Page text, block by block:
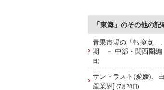
「東海」のその他の記
青果市場の「転換点」
期 － 中部・関西圏
日)
サントラスト(愛媛)、
産業界] (7月28日)